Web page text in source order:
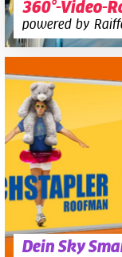
360°-Video-
powered by
Dein Sky